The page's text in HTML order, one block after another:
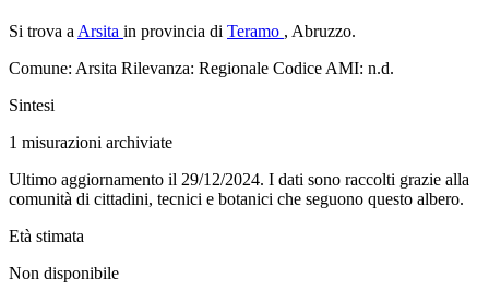
Si trova a Arsita in provincia di Teramo , Abruzzo.
Comune: Arsita Rilevanza: Regionale Codice AMI: n.d.
Sintesi
1 misurazioni archiviate
Ultimo aggiornamento il 29/12/2024. I dati sono raccolti grazie alla
comunità di cittadini, tecnici e botanici che seguono questo albero.
Età stimata
Non disponibile